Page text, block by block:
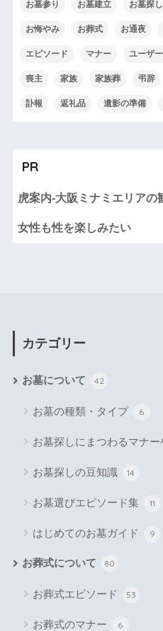
お墓参り お墓建立 お墓探し
お悔やみ お葬式 お通夜
エピソード マナー ユーザ
喪主 家族 家族葬 弔辞
訃報 返礼品 遺影の準備
PR
虎案内-大阪ミナミエリアの
女性も性を楽しみたい
カテゴリー
お墓について 42
お墓の種類・タイプ 6
お墓探しにまつわるマナー
お墓探しの豆知識 14
お墓選びエピソード集 11
はじめてのお墓ガイド 9
お葬式について 80
お葬式エピソード 53
お葬式のマナー 6